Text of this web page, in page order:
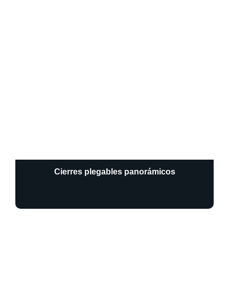
Cierres plegables panorámicos